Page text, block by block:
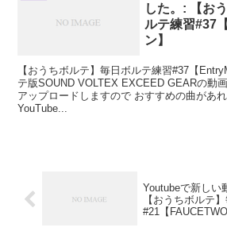
した。: 【お
ルテ練習#37
ン】
【おうちボルテ】毎日ボルテ練習#37【
テ版SOUND VOLTEX EXCEED GEARの動
アップロードしますので おすすめの曲があ
YouTube...
Youtubeで新しい
【おうちボルテ
#21【FAUCETWO